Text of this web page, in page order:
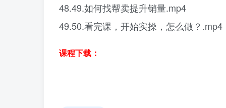
48.49.如何找帮卖提升销量.mp4
49.50.看完课，开始实操，怎么做？.mp4
课程下载：